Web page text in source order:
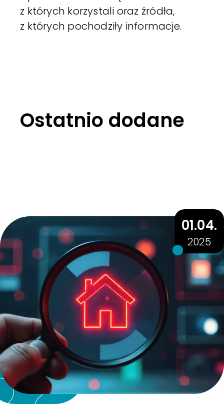
z których korzystali oraz źródła,
z których pochodziły informacje.
Ostatnio dodane
01.04.
2025